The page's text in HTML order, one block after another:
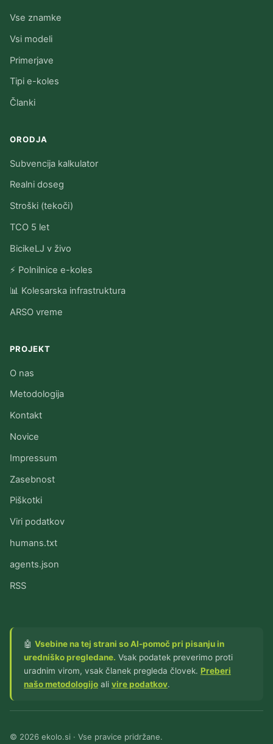
Vse znamke
Vsi modeli
Primerjave
Tipi e-koles
Članki
ORODJA
Subvencija kalkulator
Realni doseg
Stroški (tekoči)
TCO 5 let
BicikeLJ v živo
⚡ Polnilnice e-koles
📊 Kolesarska infrastruktura
ARSO vreme
PROJEKT
O nas
Metodologija
Kontakt
Novice
Impressum
Zasebnost
Piškotki
Viri podatkov
humans.txt
agents.json
RSS
🤖 Vsebine na tej strani so AI-pomoč pri pisanju in
uredniško pregledane. Vsak podatek preverimo proti
uradnim virom, vsak članek pregleda človek. Preberi
našo metodologijo ali vire podatkov.
© 2026 ekolo.si · Vse pravice pridržane.